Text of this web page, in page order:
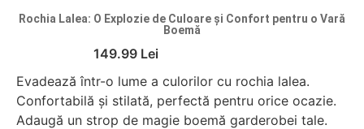
Rochia Lalea: O Explozie de Culoare și Confort pentru o Vară
Boemă
149.99 Lei
Evadează într-o lume a culorilor cu rochia lalea.
Confortabilă și stilată, perfectă pentru orice ocazie.
Adaugă un strop de magie boemă garderobei tale.